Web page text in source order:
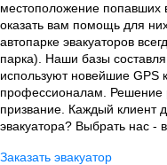
местоположение попавших
оказать вам помощь для
автопарке эвакуаторов
парка). Наши базы
используют новейшие GPS
профессионалам. Решение
призвание. Каждый клиент
эвакуатора? Выбрать нас -
Заказать эвакуатор